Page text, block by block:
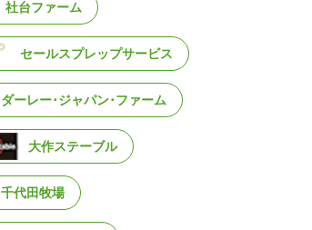
社台ファーム
セールスプレップサービス
ダーレー･ジャパン･ファーム
大作ステーブル
千代田牧場